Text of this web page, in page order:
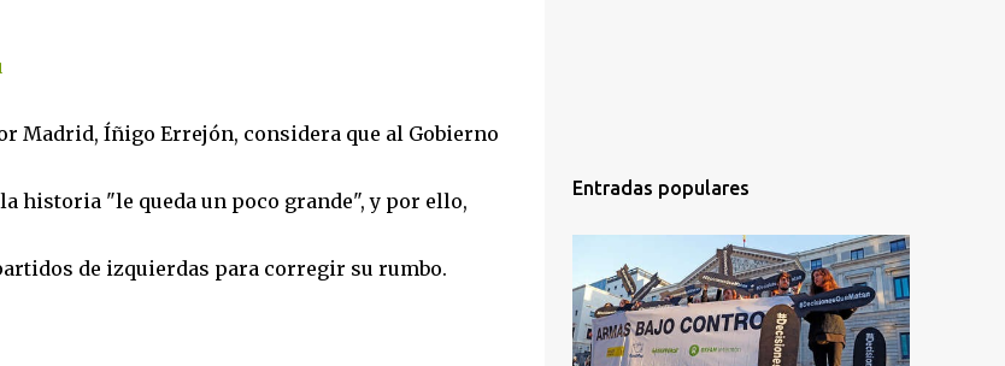
Madrid, Íñigo Errejón, considera que al Gobierno
historia "le queda un poco grande", y por ello,
de izquierdas para corregir su rumbo.
Entradas populares